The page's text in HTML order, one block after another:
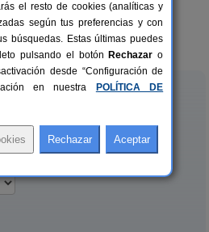
10+1 pers.
desde30 €
II
(Palencia)
el resto de cookies (analíticas y
según tus preferencias y con
búsquedas. Estas últimas puedes
pulsando el botón Rechazar o
desde “Configuración de
en nuestra
POLÍTICA DE